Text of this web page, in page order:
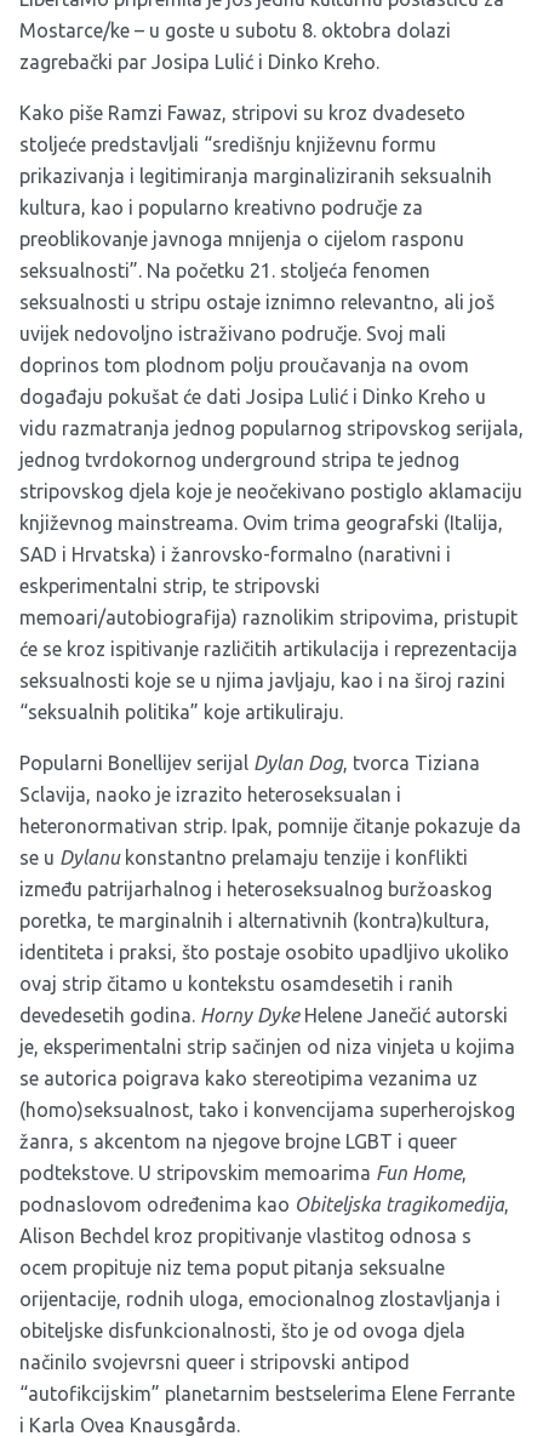
Mostarce/ke – u goste u subotu 8. oktobra dolazi
zagrebački par Josipa Lulić i Dinko Kreho.
Kako piše Ramzi Fawaz, stripovi su kroz dvadeseto
stoljeće predstavljali “središnju književnu formu
prikazivanja i legitimiranja marginaliziranih seksualnih
kultura, kao i popularno kreativno područje za
preoblikovanje javnoga mnijenja o cijelom rasponu
seksualnosti”. Na početku 21. stoljeća fenomen
seksualnosti u stripu ostaje iznimno relevantno, ali još
uvijek nedovoljno istraživano područje. Svoj mali
doprinos tom plodnom polju proučavanja na ovom
događaju pokušat će dati Josipa Lulić i Dinko Kreho u
vidu razmatranja jednog popularnog stripovskog serijala,
jednog tvrdokornog underground stripa te jednog
stripovskog djela koje je neočekivano postiglo aklamaciju
književnog mainstreama. Ovim trima geografski (Italija,
SAD i Hrvatska) i žanrovsko-formalno (narativni i
eskperimentalni strip, te stripovski
memoari/autobiografija) raznolikim stripovima, pristupit
će se kroz ispitivanje različitih artikulacija i reprezentacija
seksualnosti koje se u njima javljaju, kao i na široj razini
“seksualnih politika” koje artikuliraju.
Popularni Bonellijev serijal Dylan Dog, tvorca Tiziana
Sclavija, naoko je izrazito heteroseksualan i
heteronormativan strip. Ipak, pomnije čitanje pokazuje da
se u Dylanukonstantno prelamaju tenzije i konflikti
između patrijarhalnog i heteroseksualnog buržoaskog
poretka, te marginalnih i alternativnih (kontra)kultura,
identiteta i praksi, što postaje osobito upadljivo ukoliko
ovaj strip čitamo u kontekstu osamdesetih i ranih
devedesetih godina. Horny DykeHelene Janečić autorski
je, eksperimentalni strip sačinjen od niza vinjeta u kojima
se autorica poigrava kako stereotipima vezanima uz
(homo)seksualnost, tako i konvencijama superherojskog
žanra, s akcentom na njegove brojne LGBT i queer
podtekstove. U stripovskim memoarima Fun Home,
podnaslovom određenima kao Obiteljska tragikomedija,
Alison Bechdel kroz propitivanje vlastitog odnosa s
ocem propituje niz tema poput pitanja seksualne
orijentacije, rodnih uloga, emocionalnog zlostavljanja i
obiteljske disfunkcionalnosti, što je od ovoga djela
načinilo svojevrsni queer i stripovski antipod
“autofikcijskim” planetarnim bestselerima Elene Ferrante
i Karla Ovea Knausgårda.